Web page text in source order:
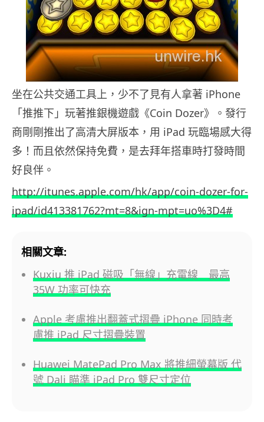
坐在公共交通工具上，少不了見有人拿著 iPhone
「推推下」玩著推銀機遊戲《Coin Dozer》。發行
商剛剛推出了高清大屏版本，用 iPad 玩臨場感大得
多！而且依然保持免費，是去拜年搭車時打發時間
好良伴。
http://itunes.apple.com/hk/app/coin-dozer-for-
ipad/id413381762?mt=8&ign-mpt=uo%3D4#
相關文章:
Kuxiu 推 iPad 磁吸「無線」充電線 最高
35W 功率可快充
Apple 考慮推出翻蓋式摺疊 iPhone 同時考
慮推 iPad 尺寸摺疊裝置
Huawei MatePad Pro Max 將推細螢幕版 代
號 Dali 瞄準 iPad Pro 雙尺寸定位